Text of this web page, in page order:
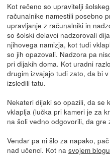
Kot rečeno so upravitelji
računalnike namestili posebno
upravljanje z računalniki in
so šolski delavci nadzorovali
njihovega namizja, kot tudi
so jih opazovali. Nadzora pa
pri dijakih doma. Kot uradni
drugim izvajajo tudi zato, da bi
izsledili tatu.
Nekateri dijaki so opazili, da se
vklaplja (lučka pri kameri je za
na šoli vedno odgovorili, da gre
Vendar pa ni šlo za napako,
nad učenci. Kot na svojem